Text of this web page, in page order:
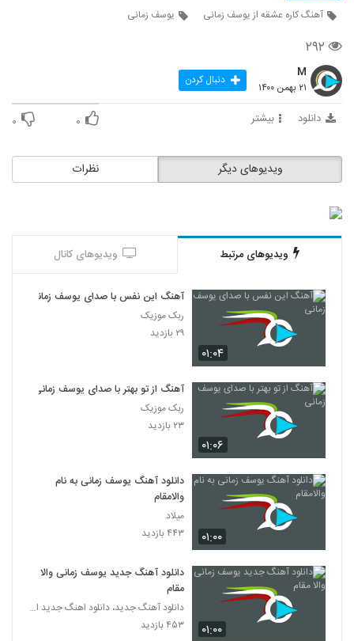
آهنگ کاره عشقه از یوسف زمانی
یوسف زمانی
۲۹۲
M
۲۱ بهمن ۱۴۰۰ دنبال کردن
دانلود بیشتر ۰ ۰
نظرات ویدیوهای دیگر
ویدیوهای مرتبط ویدیوهای کانال
۰۱:۰۴
آهنگ این نفس با صدای یوسف زمانی
ربک موزیک
۲۹ بازدید
۰۱:۰۶
آهنگ از تو بهتر با صدای یوسف زمانی
ربک موزیک
۲۳ بازدید
۰۱:۰۰
دانلود آهنگ یوسف زمانی به نام
والامقام
میلاد
۴۴۳ بازدید
۰۱:۰۰
دانلود آهنگ جدید یوسف زمانی والا
مقام
دانلود آهنگ جدید، دانلود اهنگ جدید ایرانی
۴۵۳ بازدید